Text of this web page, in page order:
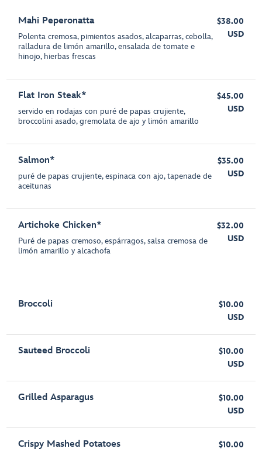
Mahi Peperonatta
Polenta cremosa, pimientos asados, alcaparras, cebolla,
ralladura de limón amarillo, ensalada de tomate e
hinojo, hierbas frescas
$38.00
USD
Flat Iron Steak*
servido en rodajas con puré de papas crujiente,
broccolini asado, gremolata de ajo y limón amarillo
$45.00
USD
Salmon*
puré de papas crujiente, espinaca con ajo, tapenade de
aceitunas
$35.00
USD
Artichoke Chicken*
Puré de papas cremoso, espárragos, salsa cremosa de
limón amarillo y alcachofa
$32.00
USD
Broccoli
$10.00
USD
Sauteed Broccoli
$10.00
USD
Grilled Asparagus
$10.00
USD
Crispy Mashed Potatoes
$10.00